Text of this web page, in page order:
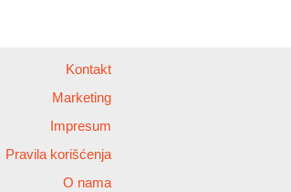
Kontakt
Marketing
Impresum
Pravila korišćenja
O nama